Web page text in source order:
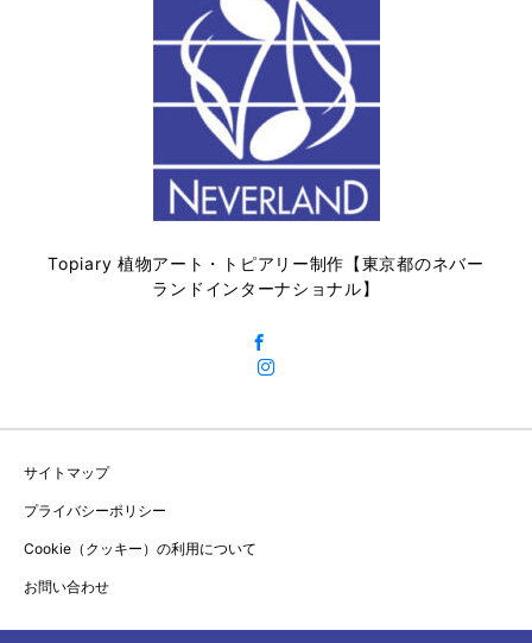
Topiary 植物アート・トピアリー制作【東京都のネバー
ランドインターナショナル】
サイトマップ
プライバシーポリシー
Cookie（クッキー）の利用について
お問い合わせ